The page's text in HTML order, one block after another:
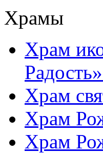
Храмы
Храм
Храм
Храм
Храм